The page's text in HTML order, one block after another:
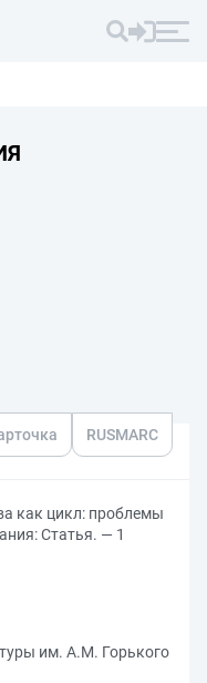
RUSMARC
как цикл: проблемы
Статья. — 1
им. А.М. Горького